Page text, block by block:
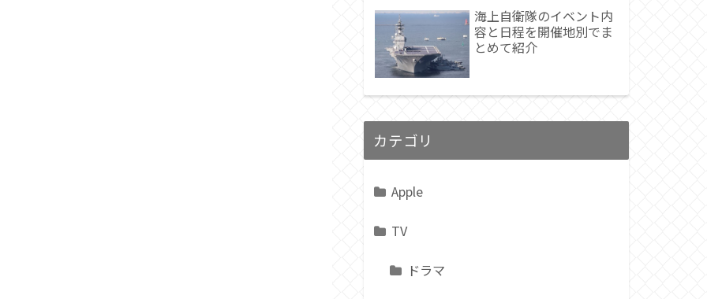
海上自衛隊のイベント内
容と日程を開催地別でま
とめて紹介
カテゴリ
Apple
TV
ドラマ